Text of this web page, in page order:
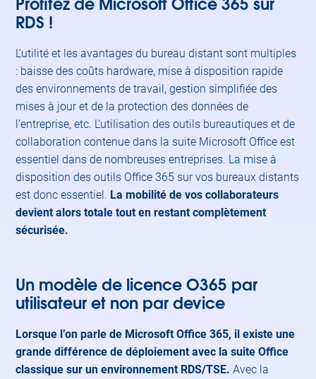
RDS !
L’utilité et les avantages du bureau distant sont multiples
: baisse des coûts hardware, mise à disposition rapide
des environnements de travail, gestion simplifiée des
mises à jour et de la protection des données de
l’entreprise, etc. L’utilisation des outils bureautiques et de
collaboration contenue dans la suite Microsoft Office est
essentiel dans de nombreuses entreprises. La mise à
disposition des outils Office 365 sur vos bureaux distants
est donc essentiel. La mobilité de vos collaborateurs
devient alors totale tout en restant complètement
sécurisée.
Un modèle de licence O365 par
utilisateur et non par device
Lorsque l’on parle de Microsoft Office 365, il existe une
grande différence de déploiement avec la suite Office
classique sur un environnement RDS/TSE. Avec la